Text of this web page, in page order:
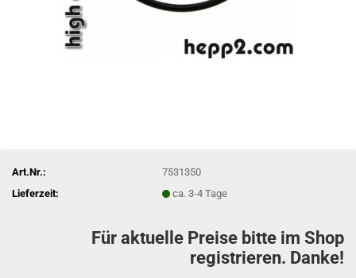
Art.Nr.:
7531350
Lieferzeit:
ca. 3-4 Tage
Für aktuelle Preise bitte im Shop
registrieren. Danke!